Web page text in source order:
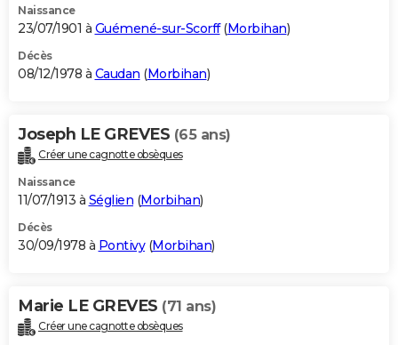
Naissance
23/07/1901 à Guémené-sur-Scorff(Morbihan)
Décès
08/12/1978 à Caudan (Morbihan)
Joseph LE GREVES (65 ans)
Créer une cagnotte obsèques
Naissance
11/07/1913 à Séglien (Morbihan)
Décès
30/09/1978 à Pontivy(Morbihan)
Marie LE GREVES (71 ans)
Créer une cagnotte obsèques